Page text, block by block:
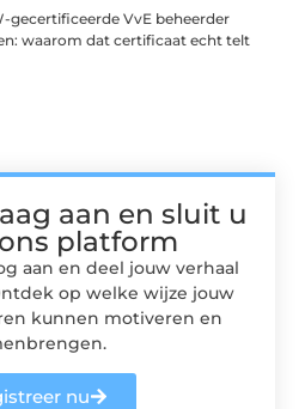
gecertificeerde VvE beheerder
waarom dat certificaat echt telt
aan en sluit u
platform
aan en deel jouw verhaal
op welke wijze jouw
kunnen motiveren en
nu